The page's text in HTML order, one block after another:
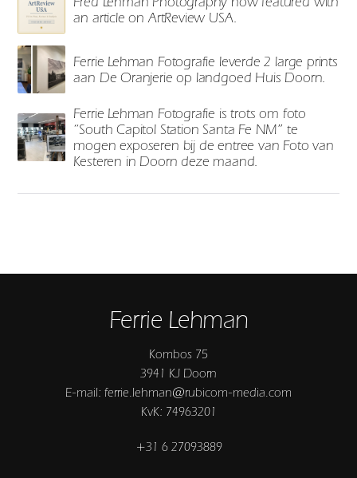
an article on ArtReview USA.
Ferrie Lehman Fotografie leverde 2 large prints
aan De Oranjerie op landgoed Huis Doorn.
Ferrie Lehman Fotografie is trots om foto
“South Capitol Station Santa Fe NM” te
mogen exposeren bij de entree van Foto van
Kesteren in Doorn deze maand.
Ferrie Lehman
Kombos 75
3941 KJ Doorn
E-mail: ferrie.lehman@rubicom-media.com
KvK: 74963201
+31 6 27093889